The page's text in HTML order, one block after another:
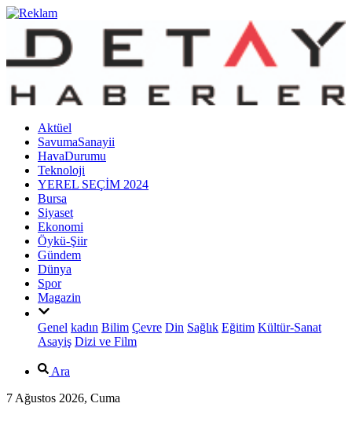
Aktüel
SavumaSanayii
HavaDurumu
Teknoloji
YEREL SEÇİM 2024
Bursa
Siyaset
Ekonomi
Öykü-Şiir
Gündem
Dünya
Spor
Magazin
Genel kadın Bilim Çevre Din Sağlık Eğitim Kültür-Sanat
Asayiş Dizi ve Film
Ara
7 Ağustos 2026, Cuma